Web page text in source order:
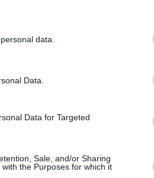
data.
Data.
Data for Targeted
Sale, and/or Sharing
the Purposes for which it
φάντασμα των
(Βίντεο)
Σέλτικς κόντρα στους